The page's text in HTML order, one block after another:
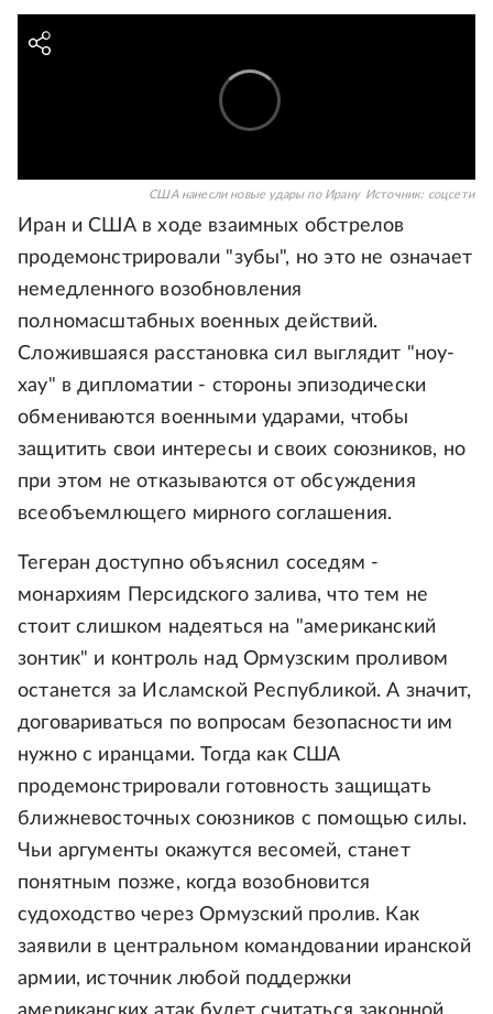
США нанесли новые удары по Ирану Источник: соцсети
Иран и США в ходе взаимных обстрелов
продемонстрировали "зубы", но это не означает
немедленного возобновления
полномасштабных военных действий.
Сложившаяся расстановка сил выглядит "ноу-
хау" в дипломатии - стороны эпизодически
обмениваются военными ударами, чтобы
защитить свои интересы и своих союзников, но
при этом не отказываются от обсуждения
всеобъемлющего мирного соглашения.
Тегеран доступно объяснил соседям -
монархиям Персидского залива, что тем не
стоит слишком надеяться на "американский
зонтик" и контроль над Ормузским проливом
останется за Исламской Республикой. А значит,
договариваться по вопросам безопасности им
нужно с иранцами. Тогда как США
продемонстрировали готовность защищать
ближневосточных союзников с помощью силы.
Чьи аргументы окажутся весомей, станет
понятным позже, когда возобновится
судоходство через Ормузский пролив. Как
заявили в центральном командовании иранской
армии, источник любой поддержки